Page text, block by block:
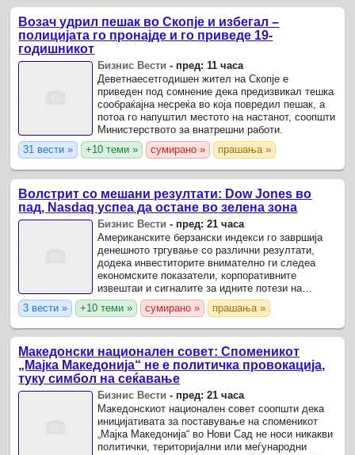
Возач удрил пешак во Скопје и избегал –
полицијата го пронајде и го приведе 19-
годишникот
Бизнис Вести - пред: 11 часа
Деветнаесетгодишен жител на Скопје е
приведен под сомнение дека предизвикал тешка
сообраќајна несреќа во која повредил пешак, а
потоа го напуштил местото на настанот, соопшти
Министерството за внатрешни работи.
31 вести »
+10 теми » сумирано » прашања »
Волстрит со мешани резултати: Dow Jones во
пад, Nasdaq успеа да остане во зелена зона
Бизнис Вести - пред: 21 часа
Американските берзански индекси го завршија
денешното тргување со различни резултати,
додека инвеститорите внимателно ги следеа
економските показатели, корпоративните
извештаи и сигналите за идните потези на
Федералните резерви.
3 вести » +10 теми » сумирано » прашања »
Македонски национален совет: Споменикот
„Мајка Македонија“ не е политичка провокација,
туку симбол на сеќавање
Бизнис Вести - пред: 21 часа
Македонскиот национален совет соопшти дека
иницијативата за поставување на споменикот
„Мајка Македонија“ во Нови Сад не носи никакви
политички, територијални или меѓународни